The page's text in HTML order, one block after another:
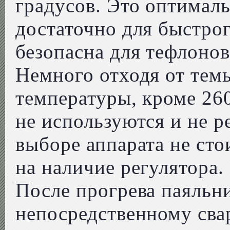
градусов. Это
достаточно для
безопасна для
Немного отходя от
температуры, кроме
не используются и не
выборе аппарата не
на наличие регулятора.
После прогрева
непосредственному